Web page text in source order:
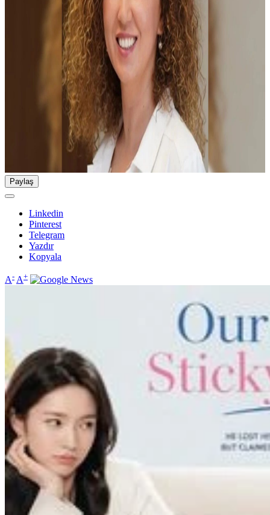
Paylaş
Linkedin
Pinterest
Telegram
Yazdır
Kopyala
A- A+